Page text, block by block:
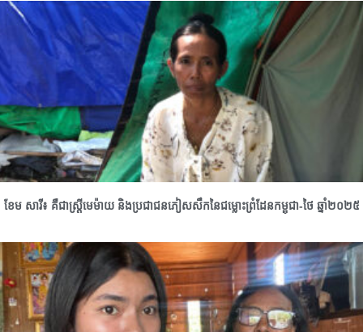
ខែម សារី៖ គឺជាស្រ្តីមេម៉ាយ និងប្រជាជនភៀសសឹកនៃជម្លោះព្រំដែនកម្ពុជា-ថៃ ឆ្នាំ២០២៥